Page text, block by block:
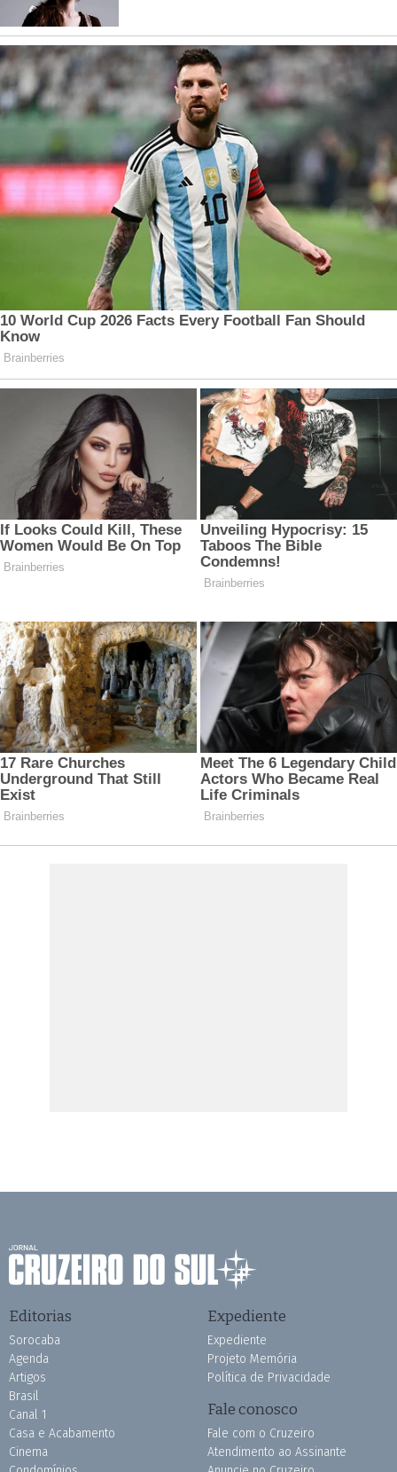
Editorias
Sorocaba
Agenda
Artigos
Brasil
Canal 1
Casa e Acabamento
Cinema
Expediente
Expediente
Projeto Memória
Política de Privacidade
Fale conosco
Fale com o Cruzeiro
Atendimento ao Assinante